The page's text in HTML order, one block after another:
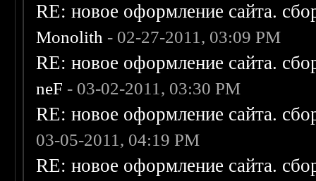
RE: новое оформление сайта.
Monolith - 02-27-2011, 03:09 PM
RE: новое оформление сайта.
neF - 03-02-2011, 03:30 PM
RE: новое оформление сайта.
03-05-2011, 04:19 PM
RE: новое оформление сайта.